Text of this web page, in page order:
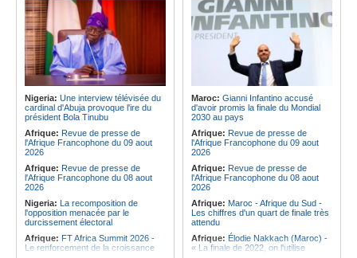
Congo-Brazzaville:
Santé publique
- Ollombo réceptionne son hôpital de
référence
Congo-Brazzaville: Lutte contre
les épidémies - Les employés de la
maison de retraite Kambissi en
formation
Congo-Brazzaville:Distinction -
Darrel Ornelle Elion Assiana promue
maître-assistant Cames
Afrique: Naomi Eto (Cameroun) - «
Face au Nigeria, nous donnerons
tout sur le terrain. »
Ethiopie: Le peuple oromo s'est
historiquement opposé à des
systèmes administratifs défaillants
Ethiopie:« Le renforcement des
capacités de l'armée de l'air
éthiopienne consolide la dissuasion
nationale », déclare le commandant
Afrique de l'Est:« Les dirigeants
érythréens font obstacle à la stabilité
et au développement de la région »,
selon un professeur de l'université
d'Uppsala
Ile Maurice:
Dharam Gokhool -
mo sekirite»
Nigeria: Une interview télévisée du
cardinal d'Abuja provoque l'ire du
président Bola Tinubu
Afrique: Revue de presse de
l'Afrique Francophone du 09 aout
2026
Afrique: Revue de presse de
l'Afrique Francophone du 08 aout
2026
Nigeria: La recomposition de
l'opposition menacée par le
durcissement électoral
Afrique: FT Africa Summit 2026 -
Le renforcement de la croissance
Maroc: Gianni Infantino accusé
d'avoir promis la finale du Mondial
2030 au pays
Afrique: Revue de presse de
l'Afrique Francophone du 09 aout
2026
Afrique: Revue de presse de
l'Afrique Francophone du 08 aout
2026
Afrique: Maroc - Afrique du Sud -
Les chiffres d'un quart de finale très
attendu
Afrique: Élodie Nakkach (Maroc) -
« La finale de 2022, on l'utilise